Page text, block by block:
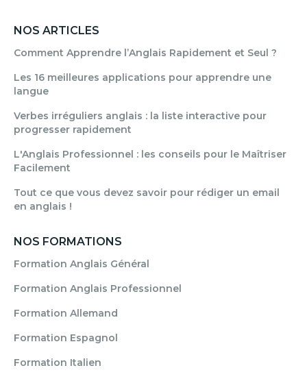
NOS ARTICLES
Comment Apprendre l’Anglais Rapidement et Seul ?
Les 16 meilleures applications pour apprendre une
langue
Verbes irréguliers anglais : la liste interactive pour
progresser rapidement
L'Anglais Professionnel : les conseils pour le Maîtriser
Facilement
Tout ce que vous devez savoir pour rédiger un email
en anglais !
NOS FORMATIONS
Formation Anglais Général
Formation Anglais Professionnel
Formation Allemand
Formation Espagnol
Formation Italien